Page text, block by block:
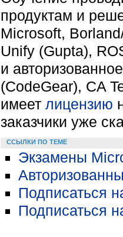
продуктам и
Microsoft,
Unify (Gupta),
и
(CodeGear), CA
имеет лицензию
заказчики уже
ССЫЛКИ ПО ТЕМЕ
Экзамены
Подписаться
Подписаться